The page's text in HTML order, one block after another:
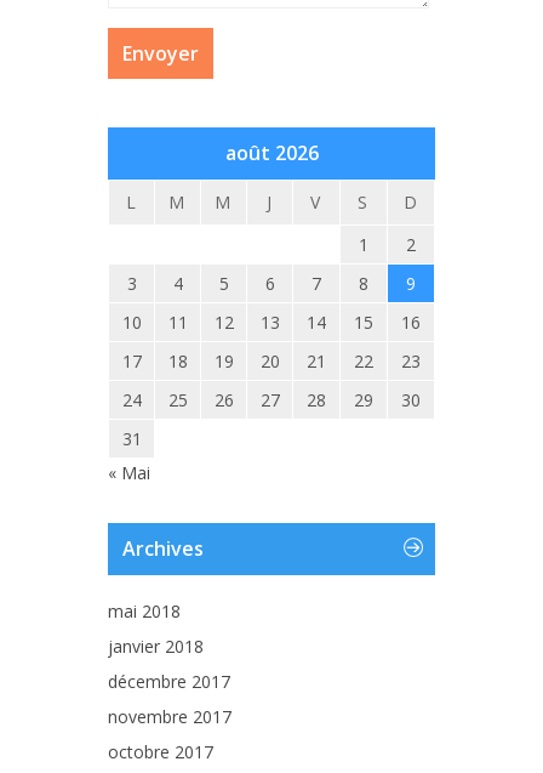
août 2026
L M M J V S
D
1
2
3
4 5 6 7 8
9
10
11 12 13 14 15
16
17
18 19 20 21 22
23
24
25 26 27 28 29
30
31
« Mai
Archives
mai 2018
janvier 2018
décembre 2017
novembre 2017
octobre 2017